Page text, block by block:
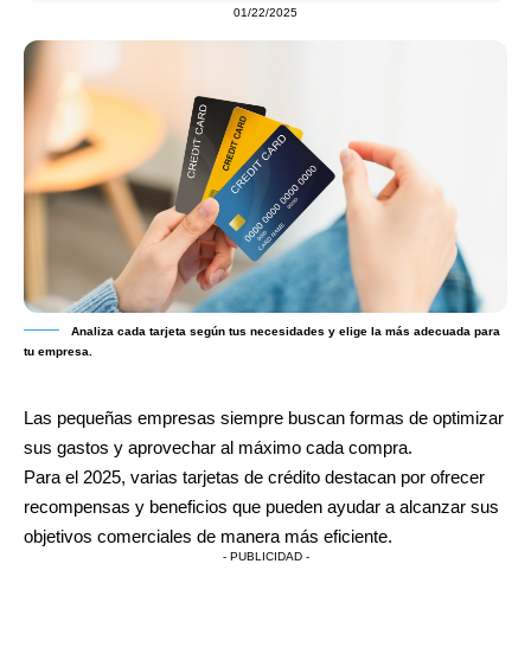
01/22/2025
Analiza cada tarjeta según tus necesidades y elige la más adecuada para
tu empresa.
Las pequeñas empresas siempre buscan formas de optimizar
sus gastos y aprovechar al máximo cada compra.
Para el 2025, varias tarjetas de crédito destacan por ofrecer
recompensas y beneficios que pueden ayudar a alcanzar sus
objetivos comerciales de manera más eficiente.
- PUBLICIDAD -